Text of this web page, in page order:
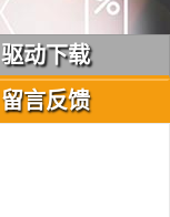
驱动下载
留言反馈